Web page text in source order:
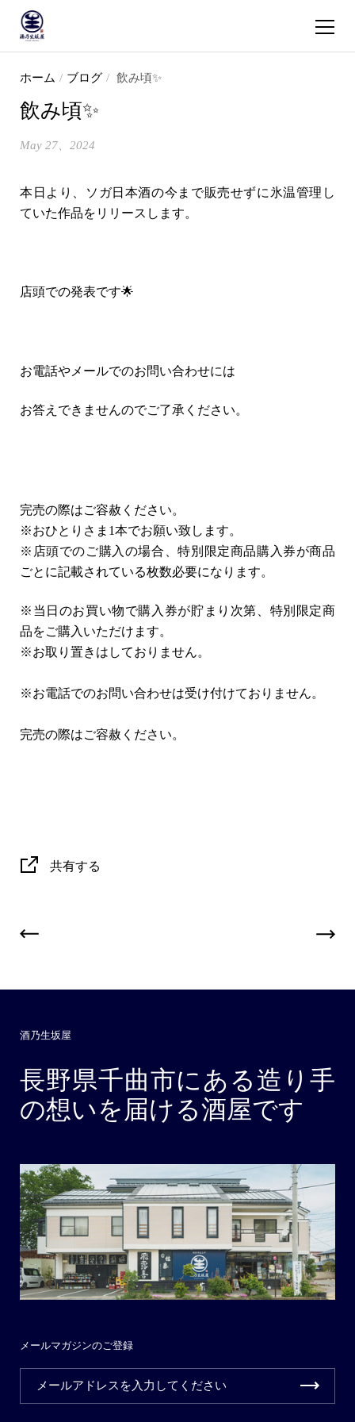
ショッピ
ホーム / ブログ / 飲み頃✨
飲み頃✨
May 27、2024
本日より、ソガ日本酒の今まで販売せずに氷温管理し
ていた作品をリリースします。
店頭での発表です🌟
お電話やメールでのお問い合わせには
お答えできませんのでご了承ください。
完売の際はご容赦ください。
※おひとりさま 1本でお願い致します。
※店頭でのご購入の場合、特別限定商品購入券が商品
ごとに記載されている枚数必要になります。
※当日のお買い物で購入券が貯まり次第、特別限定商
品をご購入いただけます。
※お取り置きはしておりません。
※お電話でのお問い合わせは受け付けておりません。
完売の際はご容赦ください。
共有する
酒乃生坂屋
長野県千曲市にある造り手
の想いを届ける酒屋です
メールマガジンのご登録